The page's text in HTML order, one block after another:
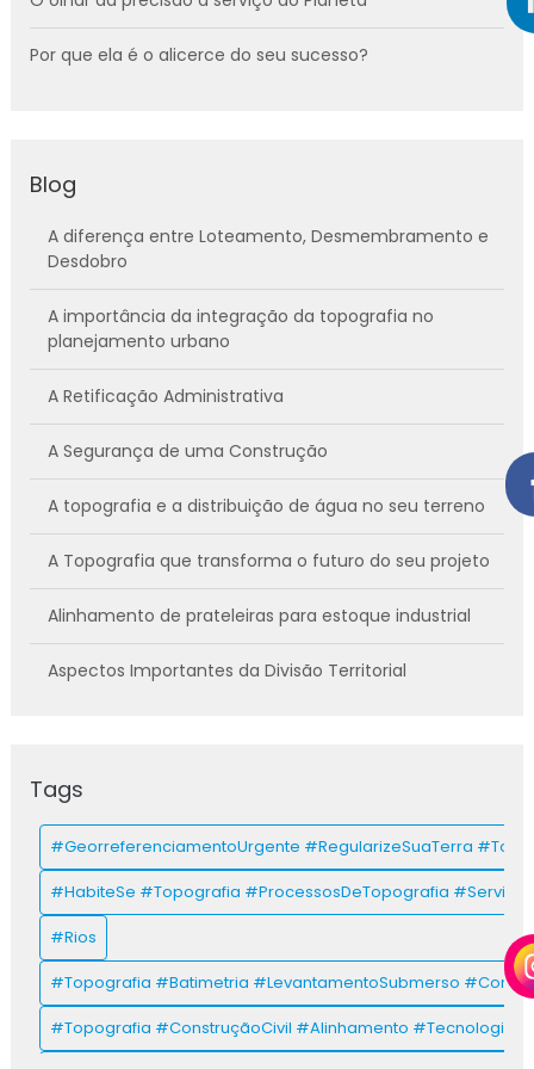
Por que ela é o alicerce do seu sucesso?
Blog
A diferença entre Loteamento, Desmembramento e
Desdobro
A importância da integração da topografia no
planejamento urbano
A Retificação Administrativa
A Segurança de uma Construção
A topografia e a distribuição de água no seu terreno
A Topografia que transforma o futuro do seu projeto
Alinhamento de prateleiras para estoque industrial
Aspectos Importantes da Divisão Territorial
Azimute: Guia para Otimizar Infraestrutura e
Operações
Cartórios na prática: maximizando eficiência
Como fazer a escritura de um imóvel?
Como funciona o gps na topografia?
Como ler um mapa topográfico
Tags
#GeorreferenciamentoUrgente #RegularizeSuaTerra
#HabiteSe #Topografia #ProcessosDeTopografia
#Rios
#Topografia #Batimetria #LevantamentoSubmerso
#Topografia #ConstruçãoCivil #Alinhamento #Tecnologia